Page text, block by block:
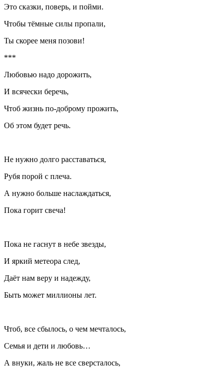
Это сказки, поверь, и пойми.
Чтобы тёмные силы пропали,
Ты скорее меня позови!
***
Любовью надо дорожить,
И всячески беречь,
Чтоб жизнь по-доброму прожить,
Об этом будет речь.
Не нужно долго расставаться,
Рубя порой с плеча.
А нужно больше наслаждаться,
Пока горит свеча!
Пока не гаснут в небе звезды,
И яркий метеора след,
Даёт нам веру и надежду,
Быть может миллионы лет.
Чтоб, все сбылось, о чем мечталось,
Семья и дети и любовь…
А внуки, жаль не все сверсталось,